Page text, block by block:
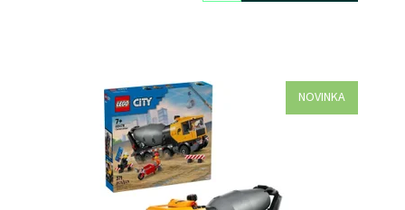
NOVINKA
Fanoušci hraček z prostředí stavby si zamilují stavebnici
LEGO® City Míchačka (60478) pro děti od 7 let.
Dostupnost:
Skladem>3
12722
LEGO